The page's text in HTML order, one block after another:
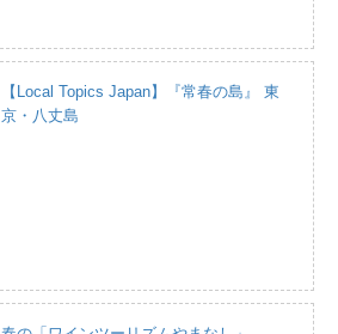
【Local Topics Japan】『常春の島』 東
京・八丈島